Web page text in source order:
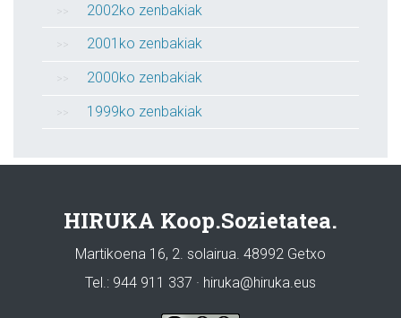
2002ko zenbakiak
2001ko zenbakiak
2000ko zenbakiak
1999ko zenbakiak
HIRUKA Koop.Sozietatea.
Martikoena 16, 2. solairua. 48992 Getxo
Tel.: 944 911 337 · hiruka@hiruka.eus